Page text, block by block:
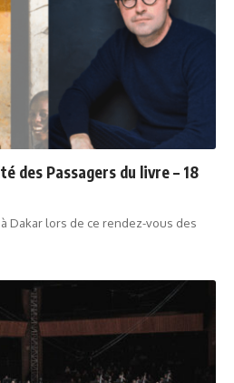
des Passagers du livre – 18
Dakar lors de ce rendez-vous des